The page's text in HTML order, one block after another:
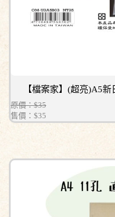
【檔案家】(超亮)A5
原價：$35
售價： $35